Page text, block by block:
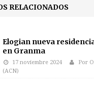
RELACIONADOS
Elogian nueva
en Granma
17 noviembre 2024
Por
(ACN)